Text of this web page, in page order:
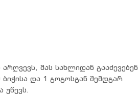
მას სახლიდან გააძევებენ
და 1 გოგოსგან შემდგარ
უწევს.